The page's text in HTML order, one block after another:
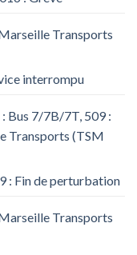
Transports
interrompu
Bus 7/7B/7T, 509 :
Transports (TSM
: Fin de perturbation
Transports